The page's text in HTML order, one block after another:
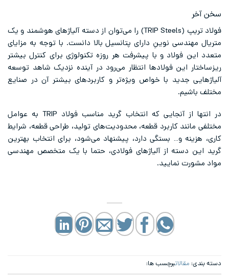
سخن آخر
فولاد تریپ
(TRIP Steels) را می‌توان از دسته آلیاژهای هوشمند و یک
متریال مهندسی نوینِ دارای پتانسیل بالا دانست. با توجه به مزایای
متعدد این فولاد و با پیشرفت هر روزه تکنولوژی برای کنترل بیشتر
ریزساختار این فولادها انتظار می‌رود در آینده نزدیک شاهد توسعه
آلیاژهایی جدید با خواص ویژه‌تر و کاربردهای بیشتر آن در صنایع
مختلف باشیم.
در انتها از آنجایی که انتخاب گرید مناسب فولاد TRIP به عوامل
مختلفی مانند کاربرد قطعه، محدودیت‌های تولید، طراحی قطعه، شرایط
کاری، هزینه و… بستگی دارد، پیشنهاد می‌شود، برای انتخاب بهترین
گرید این دسته از آلیاژهای فولادی، حتما با یک متخصص مهندسی
مواد مشورت نمایید.
دسته بندی: مقالاتبرچسب ها: